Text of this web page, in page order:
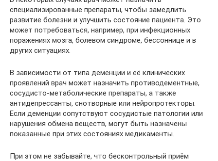
специализированные препараты, чтобы замедлить
развитие болезни и улучшить состояние пациента. Это
может потребоваться, например, при инфекционных
поражениях мозга, болевом синдроме, бессоннице и в
других ситуациях.
В зависимости от типа деменции и её клинических
проявлений врач может назначить противодементные,
сосудисто-метаболические препараты, а также
антидепрессанты, снотворные или нейропротекторы.
Если деменции сопутствуют сосудистые патологии или
нарушения обмена веществ, могут быть назначены
показанные при этих состояниях медикаменты.
При этом не забывайте, что бесконтрольный приём